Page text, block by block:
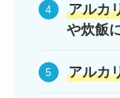
アルカ
や炊飯
アルカ